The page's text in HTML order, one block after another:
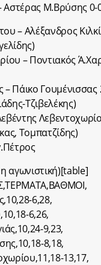
Μ.Βρύσης 0-
– Αλέξανδρος
– Ποντιακός
Πάικο Γουμένισσας
Τζιβελέκης)
Τομπατζίδης)
αγωνιστική)[table]
6,28,
6,26,
9,23,
8,18,
13,17,